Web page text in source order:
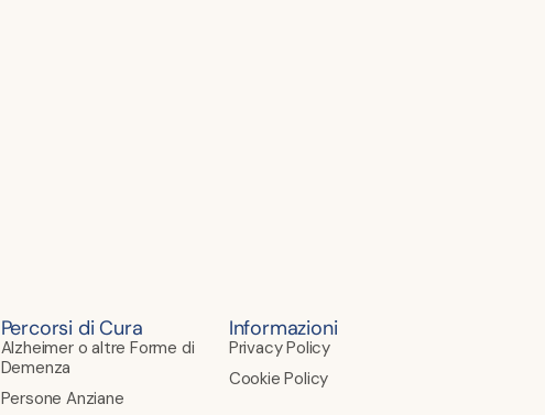
Percorsi di Cura
Alzheimer o altre Forme di
Demenza
Persone Anziane
Informazioni
Privacy Policy
Cookie Policy